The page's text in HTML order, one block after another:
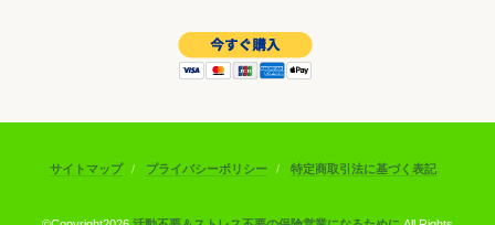
サイトマップ プライバシーポリシー 特定商取引法に基づく表記